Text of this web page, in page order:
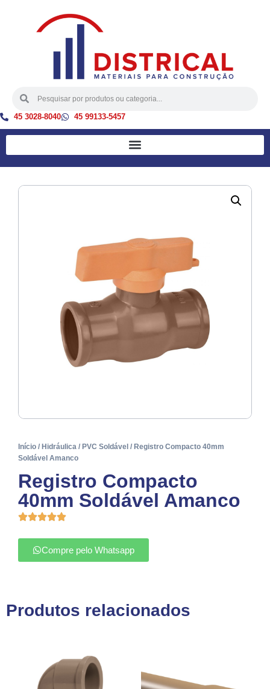
45 3028-8040 45 99133-5457
Início / Hidráulica / PVC Soldável / Registro Compacto 40mm
Soldável Amanco
Registro Compacto
40mm Soldável Amanco
Compre pelo Whatsapp
Produtos relacionados